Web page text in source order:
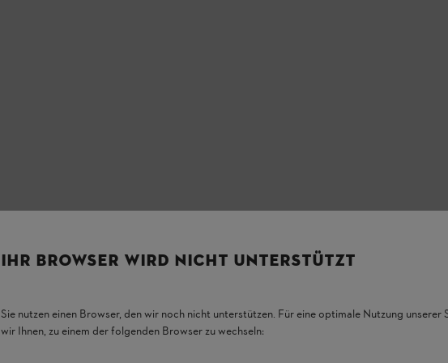
IHR BROWSER WIRD NICHT UNTERSTÜTZT
Sie nutzen einen Browser, den wir noch nicht unterstützen. Für eine optimale Nutzung unserer
wir Ihnen, zu einem der folgenden Browser zu wechseln: